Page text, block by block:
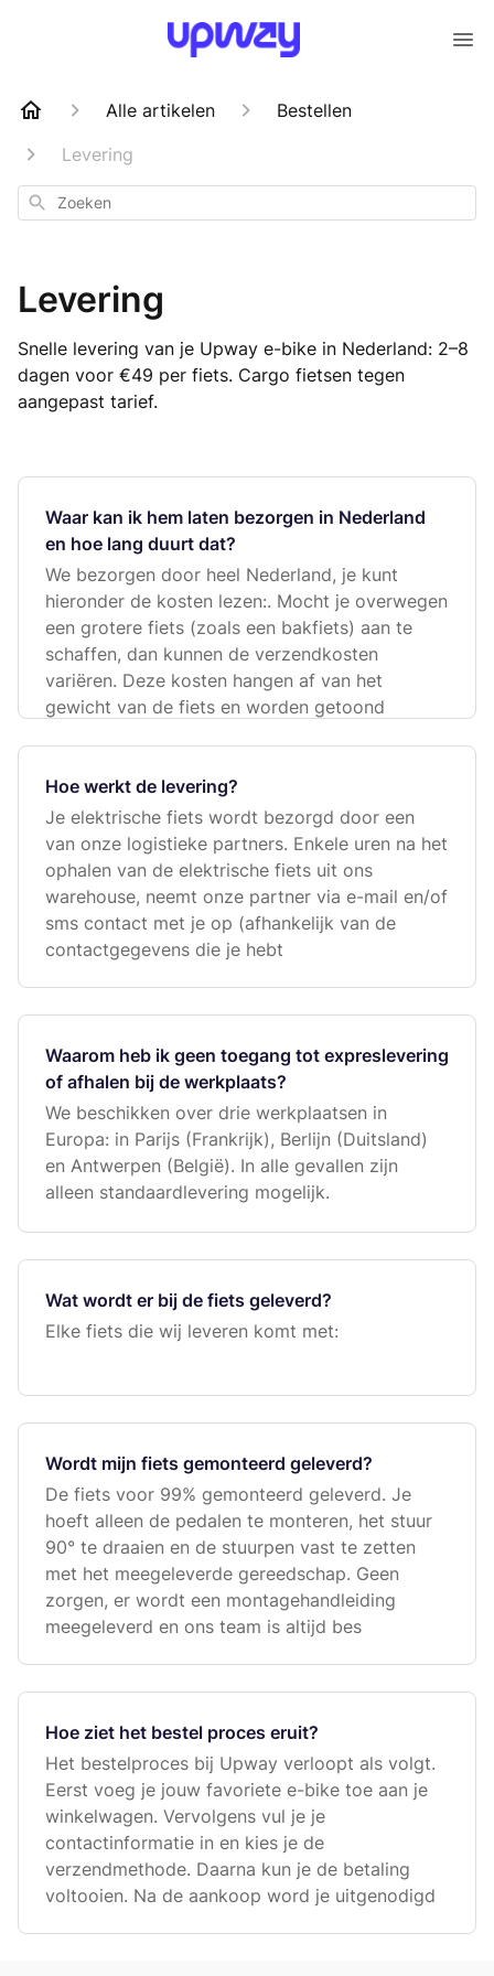
Alle artikelen
Bestellen
Levering
Zoeken
Levering
Snelle levering van je Upway e-bike in Nederland: 2–8
dagen voor €49 per fiets. Cargo fietsen tegen
aangepast tarief.
Waar kan ik hem laten bezorgen in Nederland
en hoe lang duurt dat?
We bezorgen door heel Nederland, je kunt
hieronder de kosten lezen:. Mocht je overwegen
een grotere fiets (zoals een bakfiets) aan te
schaffen, dan kunnen de verzendkosten
variëren. Deze kosten hangen af van het
gewicht van de fiets en worden getoond
Hoe werkt de levering?
Je elektrische fiets wordt bezorgd door een
van onze logistieke partners. Enkele uren na het
ophalen van de elektrische fiets uit ons
warehouse, neemt onze partner via e-mail en/of
sms contact met je op (afhankelijk van de
contactgegevens die je hebt
Waarom heb ik geen toegang tot expreslevering
of afhalen bij de werkplaats?
We beschikken over drie werkplaatsen in
Europa: in Parijs (Frankrijk), Berlijn (Duitsland)
en Antwerpen (België). In alle gevallen zijn
alleen standaardlevering mogelijk.
Wat wordt er bij de fiets geleverd?
Elke fiets die wij leveren komt met:
Wordt mijn fiets gemonteerd geleverd?
De fiets voor 99% gemonteerd geleverd. Je
hoeft alleen de pedalen te monteren, het stuur
90° te draaien en de stuurpen vast te zetten
met het meegeleverde gereedschap. Geen
zorgen, er wordt een montagehandleiding
meegeleverd en ons team is altijd bes
Hoe ziet het bestel proces eruit?
Het bestelproces bij Upway verloopt als volgt.
Eerst voeg je jouw favoriete e-bike toe aan je
winkelwagen. Vervolgens vul je je
contactinformatie in en kies je de
verzendmethode. Daarna kun je de betaling
voltooien. Na de aankoop word je uitgenodigd